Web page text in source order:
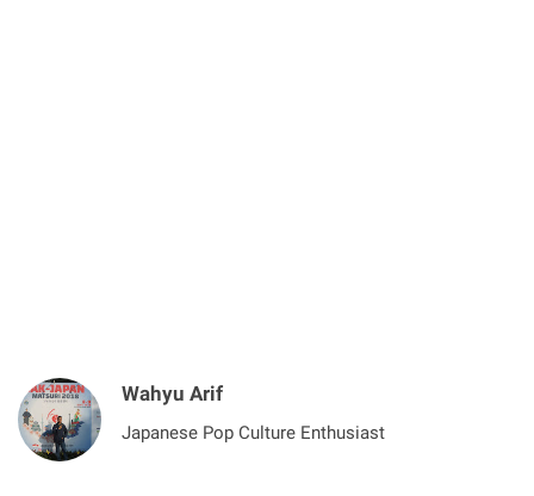
Wahyu Arif
Japanese Pop Culture Enthusiast